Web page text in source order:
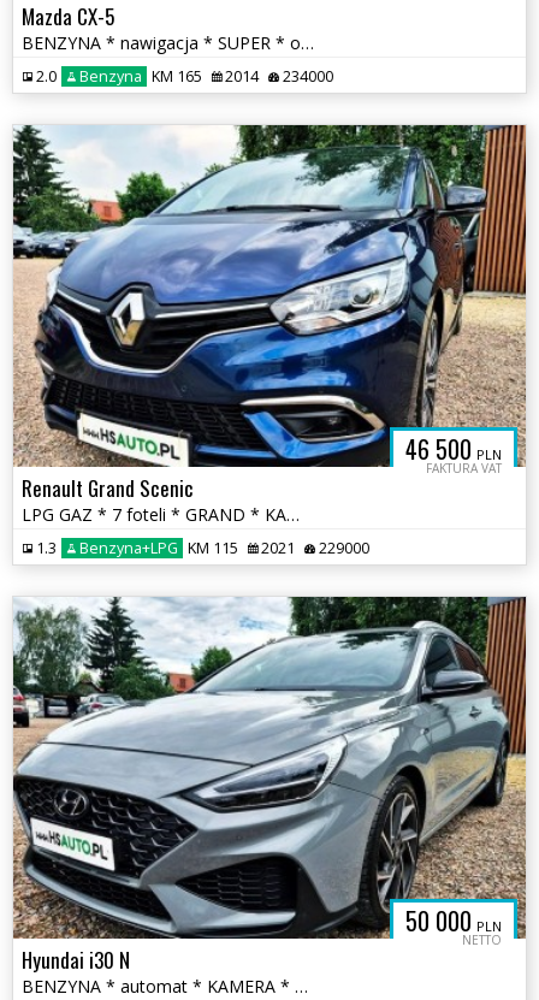
Mazda CX-5
BENZYNA * nawigacja * SUPER * okazja * ATRAKCYJNY WYGLĄD * polecamy
2.0 Benzyna KM 165 2014 234000
46 500 PLN
FAKTURA VAT
Renault Grand Scenic
LPG GAZ * 7 foteli * GRAND * KAMERA * nawigacja * super * okazja
1.3 Benzyna+LPG KM 115 2021 229000
50 000 PLN
NETTO
Hyundai i30 N
BENZYNA * automat * KAMERA * NLine * alcantara * FULL * hybryda